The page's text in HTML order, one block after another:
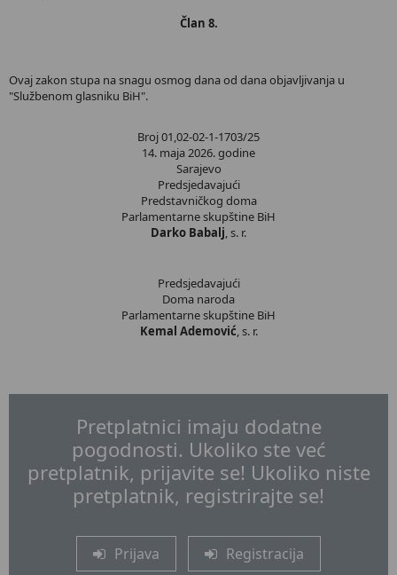
Član 8.
Ovaj zakon stupa na snagu osmog dana od dana objavljivanja u
"Službenom glasniku BiH".
Broj 01,02-02-1-1703/25
14. maja 2026. godine
Sarajevo
Predsjedavajući
Predstavničkog doma
Parlamentarne skupštine BiH
Darko Babalj, s. r.
Predsjedavajući
Doma naroda
Parlamentarne skupštine BiH
Kemal Ademović, s. r.
Pretplatnici imaju dodatne
pogodnosti. Ukoliko ste već
pretplatnik, prijavite se! Ukoliko niste
pretplatnik, registrirajte se!
Prijava Registracija